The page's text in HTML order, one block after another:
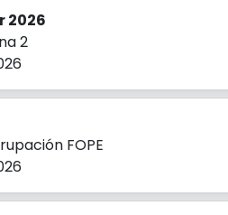
2026
2
FOPE